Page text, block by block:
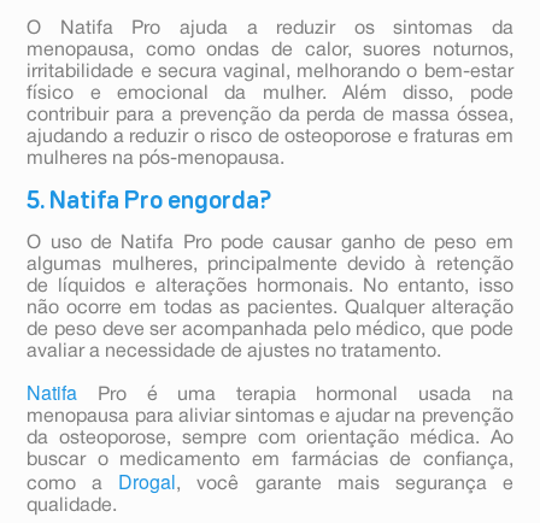
O Natifa Pro ajuda a reduzir os sintomas da
menopausa, como ondas de calor, suores noturnos,
irritabilidade e secura vaginal, melhorando o bem-estar
físico e emocional da mulher. Além disso, pode
contribuir para a prevenção da perda de massa óssea,
ajudando a reduzir o risco de osteoporose e fraturas em
mulheres na pós-menopausa.
5. Natifa Pro engorda?
O uso de Natifa Pro pode causar ganho de peso em
algumas mulheres, principalmente devido à retenção
de líquidos e alterações hormonais. No entanto, isso
não ocorre em todas as pacientes. Qualquer alteração
de peso deve ser acompanhada pelo médico, que pode
avaliar a necessidade de ajustes no tratamento.
Natifa Pro é uma terapia hormonal usada na
menopausa para aliviar sintomas e ajudar na prevenção
da osteoporose, sempre com orientação médica. Ao
buscar o medicamento em farmácias de confiança,
como a Drogal, você garante mais segurança e
qualidade.